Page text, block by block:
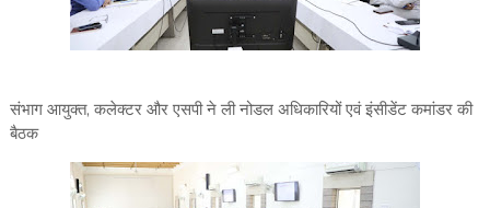
संभाग आयुक्त, कलेक्टर और एसपी ने ली नोडल अधिकारियों एवं इंसीडेंट कमांडर की
बैठक